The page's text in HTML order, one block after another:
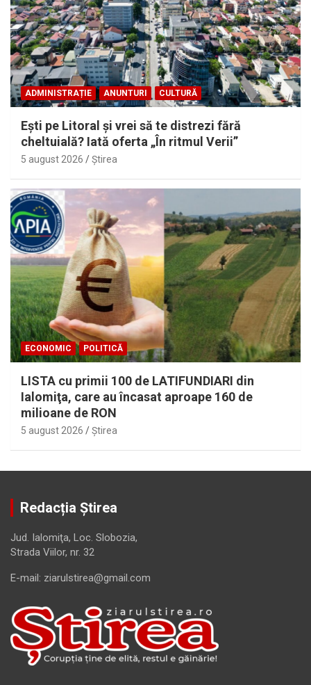
ADMINISTRAȚIE ANUNTURI CULTURĂ
Eşti pe Litoral şi vrei să te distrezi fără
cheltuială? Iată oferta „În ritmul Verii”
5 august 2026 Ştirea
ECONOMIC POLITICĂ
LISTA cu primii 100 de LATIFUNDIARI din
Ialomiţa, care au încasat aproape 160 de
milioane de RON
5 august 2026 Ştirea
Redacția Știrea
Jud. Ialomiţa, Loc. Slobozia,
Strada Viilor, nr. 32
E-mail: ziarulstirea@gmail.com